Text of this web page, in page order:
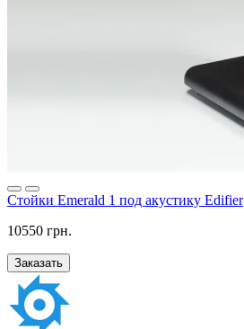
Стойки Emerald 1 под акустику Edifier
10550 грн.
Заказать